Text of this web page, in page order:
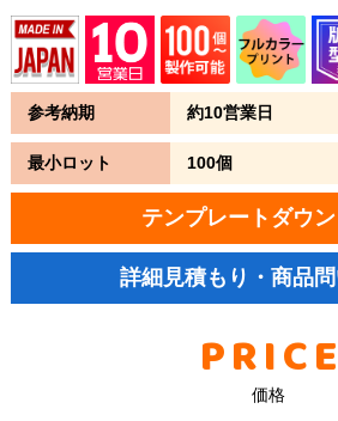
参考納期 約10営業日
最小ロット 100個
テンプレートダウ
詳細見積もり・商品
PRICE
価格